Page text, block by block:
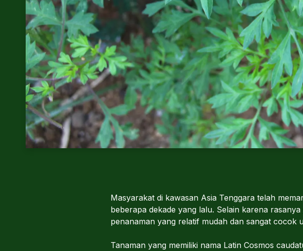
Masyarakat di kawasan Asia Tenggara telah
beberapa dekade yang lalu. Selain karena
penanaman yang relatif mudah dan sangat cocok
Tanaman yang memiliki nama Latin Cosmos